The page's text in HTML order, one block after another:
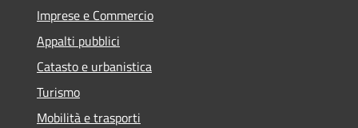
Imprese e Commercio
Appalti pubblici
Catasto e urbanistica
Turismo
Mobilità e trasporti